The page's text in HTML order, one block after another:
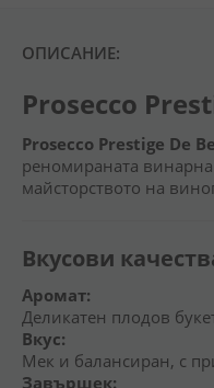
ОПИСАНИЕ:
Prosecco
Prosecco Prestige De
реномираната винарна
майсторството на
Вкусови
Аромат:
Деликатен плодов
Вкус:
Мек и балансиран, с
Завършек: